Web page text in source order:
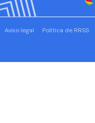
Aviso legal Política de RRSS